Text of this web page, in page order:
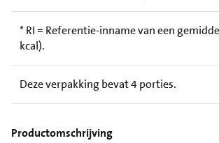
* RI = Referentie-inname van een
kcal).
Deze verpakking bevat 4 porties.
Productomschrijving